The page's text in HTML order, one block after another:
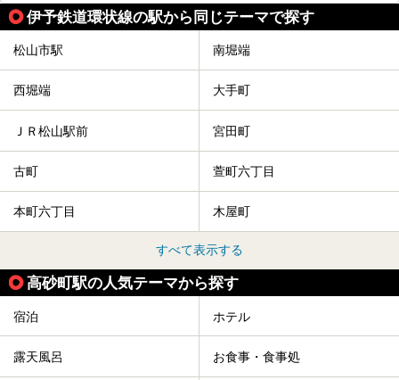
伊予鉄道環状線の駅から同じテーマで探す
松山市駅 南堀端
西堀端 大手町
ＪＲ松山駅前 宮田町
古町 萱町六丁目
本町六丁目 木屋町
すべて表示する
高砂町駅の人気テーマから探す
宿泊 ホテル
露天風呂 お食事・食事処